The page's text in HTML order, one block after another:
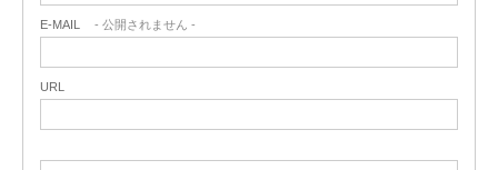
E-MAIL - 公開されません -
URL